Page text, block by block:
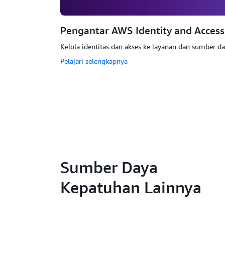
Pengantar AWS Identity and
Kelola identitas dan akses ke layanan dan sumber
Pelajari selengkapnya
Sumber Daya
Kepatuhan Lainnya